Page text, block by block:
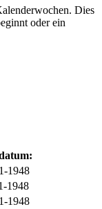
Dies
oder ein
1948
1948
1948